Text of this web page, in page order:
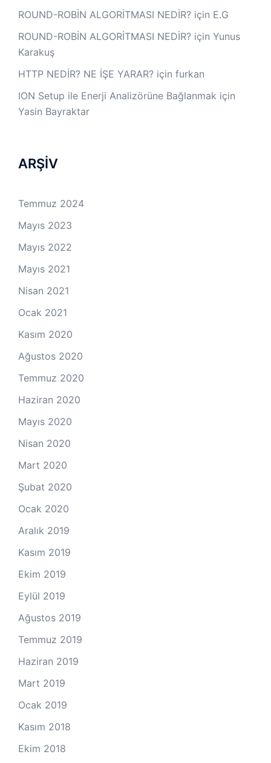
ROUND-ROBİN ALGORİTMASI NEDİR? için E.G
ROUND-ROBİN ALGORİTMASI NEDİR? için Yunus
Karakuş
HTTP NEDİR? NE İŞE YARAR? için furkan
ION Setup ile Enerji Analizörüne Bağlanmak için
Yasin Bayraktar
ARŞİV
Temmuz 2024
Mayıs 2023
Mayıs 2022
Mayıs 2021
Nisan 2021
Ocak 2021
Kasım 2020
Ağustos 2020
Temmuz 2020
Haziran 2020
Mayıs 2020
Nisan 2020
Mart 2020
Şubat 2020
Ocak 2020
Aralık 2019
Kasım 2019
Ekim 2019
Eylül 2019
Ağustos 2019
Temmuz 2019
Haziran 2019
Mart 2019
Ocak 2019
Kasım 2018
Ekim 2018